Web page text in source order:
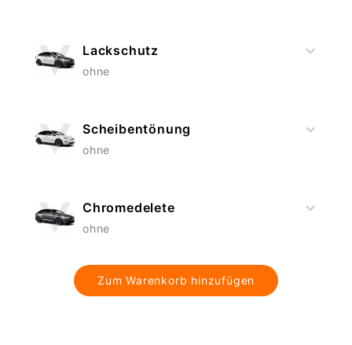
Lackschutz
ohne
Scheibentönung
ohne
Chromedelete
ohne
Zum Warenkorb hinzufügen